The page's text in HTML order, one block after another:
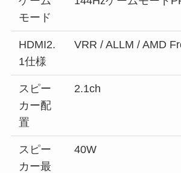
モード
HDMI2.
1仕様
VRR / ALLM / AMD
スピー
カー配
置
2.1ch
スピー
カー最
40W